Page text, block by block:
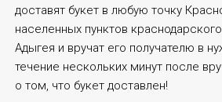
доставят букет в любую точку
населенных пунктов
Адыгея и вручат его получателю в
течение нескольких минут после
о том, что букет доставлен!